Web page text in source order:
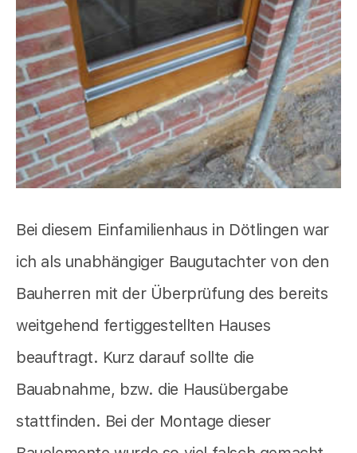
Bei diesem Einfamilienhaus in Dötlingen war
ich als unabhängiger Baugutachter von den
Bauherren mit der Überprüfung des bereits
weitgehend fertiggestellten Hauses
beauftragt. Kurz darauf sollte die
Bauabnahme, bzw. die Hausübergabe
stattfinden. Bei der Montage dieser